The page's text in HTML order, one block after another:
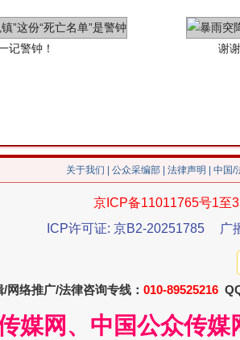
记警钟！ 谢
关于我们 公众采编部 法律声明 | 中国
京ICP备11011765号1至
ICP许可证: 京B2-20251785
广
/网络推广/法律咨询专线： 010-89525216
媒网、中国公众传